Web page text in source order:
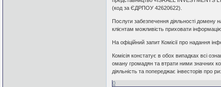
(код за ЄДРПОУ 42620622).
Послуги забезпечення діяльності
клієнтам можливість приховати
На офіційний запит Комісії про надання
Комісія констатує в обох випадках всі
оману громадян та втрати ними значних
діяльність та попереджає інвесторів про
0